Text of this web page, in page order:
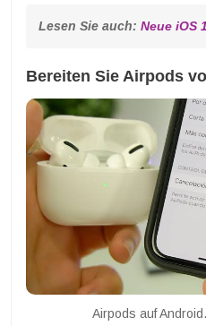
Lesen Sie auch: Neue iOS
Bereiten Sie Airpods
Airpods auf